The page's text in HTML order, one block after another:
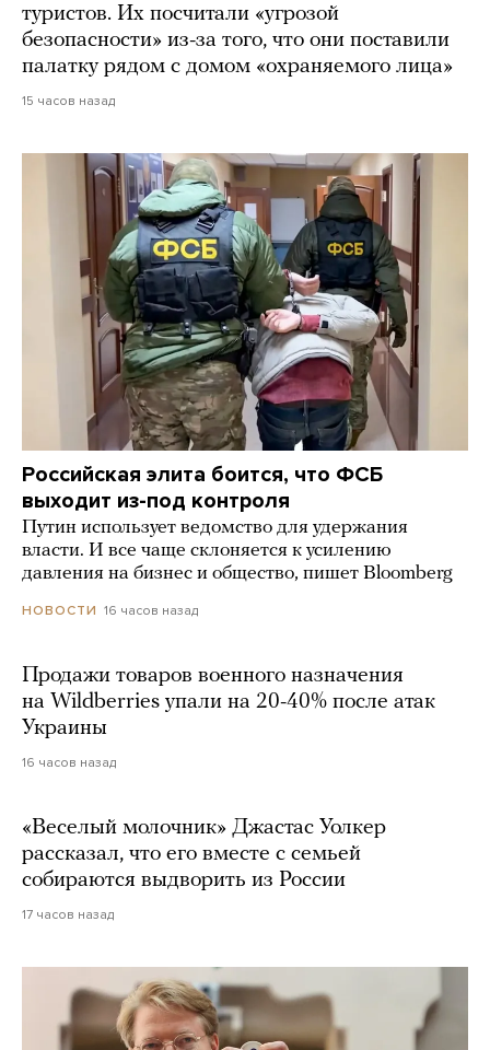
туристов. Их посчитали «угрозой
безопасности» из-за того, что они поставили
палатку рядом с домом «охраняемого лица»
15 часов назад
Российская элита боится, что ФСБ
выходит из-под контроля
Путин использует ведомство для удержания
власти. И все чаще склоняется к усилению
давления на бизнес и общество, пишет Bloomberg
НОВОСТИ 16 часов назад
Продажи товаров военного назначения
на Wildberries упали на 20-40% после атак
Украины
16 часов назад
«Веселый молочник» Джастас Уолкер
рассказал, что его вместе с семьей
собираются выдворить из России
17 часов назад